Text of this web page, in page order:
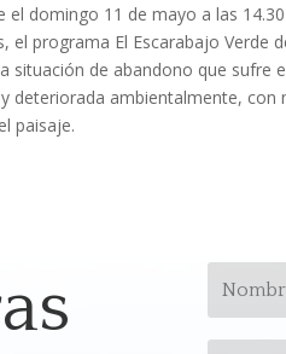
el domingo 11 de mayo a las
programa El Escarabajo Verde
situación de abandono que
deteriorada ambientalmente,
paisaje.